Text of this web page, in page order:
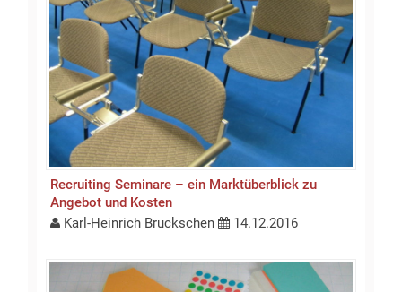
Recruiting Seminare – ein Marktüberblick zu
Angebot und Kosten
Karl-Heinrich Bruckschen
14.12.2016